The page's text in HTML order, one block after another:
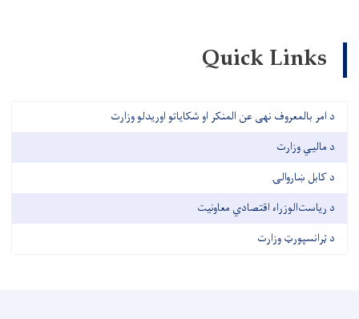
Quick Links
د امر بالمعروف نهی عن المنکر او شکایاتو اوریدلو وزارت
د مالیي وزارت
د کابل ښاروالۍ
د ریاست‌الوزراء اقتصادي معاونیت
د ټرانسپورټ وزارت